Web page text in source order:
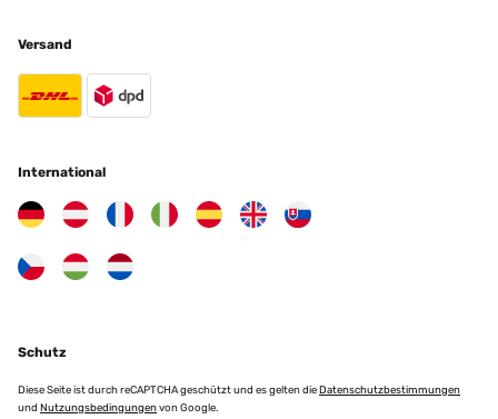
Versand
International
Schutz
Diese Seite ist durch reCAPTCHA geschützt und es gelten dieDatenschutzbestimmungen
und Nutzungsbedingungenvon Google.